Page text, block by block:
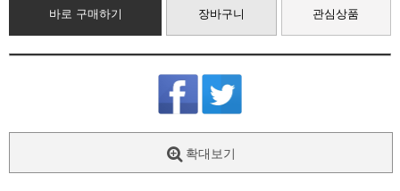
바로 구매하기 장바구니 관심상품
확대보기